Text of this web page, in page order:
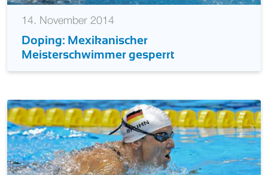
14. November 2014
Doping: Mexikanischer
Meisterschwimmer gesperrt